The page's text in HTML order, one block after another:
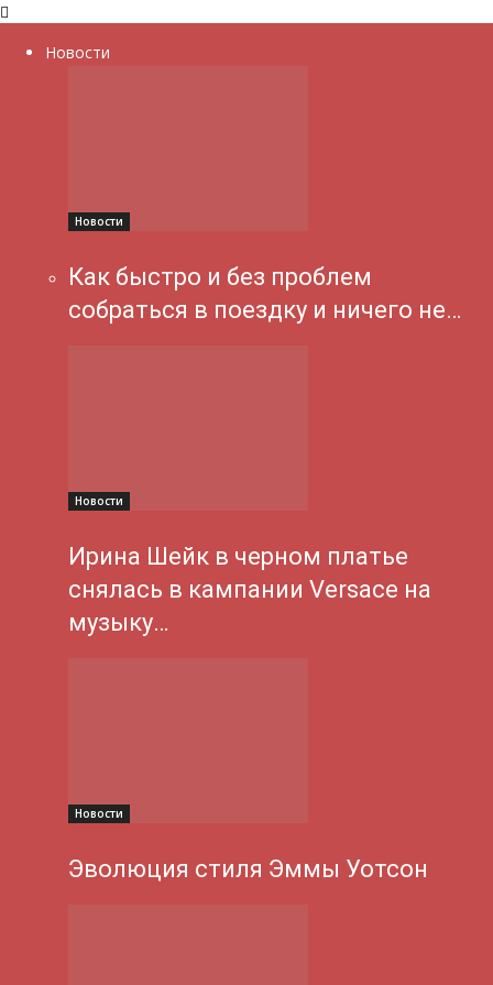
Новости
Новости
Как быстро и без проблем
собраться в поездку и ничего не…
Новости
Ирина Шейк в черном платье
снялась в кампании Versace на
музыку…
Новости
Эволюция стиля Эммы Уотсон